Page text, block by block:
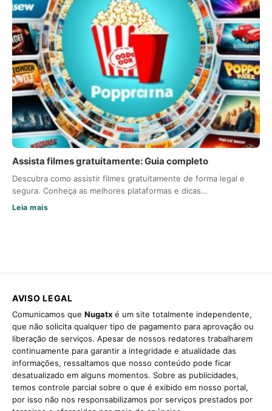
Assista filmes gratuitamente: Guia completo
Descubra como assistir filmes gratuitamente de forma legal e
segura. Conheça as melhores plataformas e dicas…
Leia mais
AVISO LEGAL
Comunicamos que Nugatx é um site totalmente independente,
que não solicita qualquer tipo de pagamento para aprovação ou
liberação de serviços. Apesar de nossos redatores trabalharem
continuamente para garantir a integridade e atualidade das
informações, ressaltamos que nosso conteúdo pode ficar
desatualizado em alguns momentos. Sobre as publicidades,
temos controle parcial sobre o que é exibido em nosso portal,
por isso não nos responsabilizamos por serviços prestados por